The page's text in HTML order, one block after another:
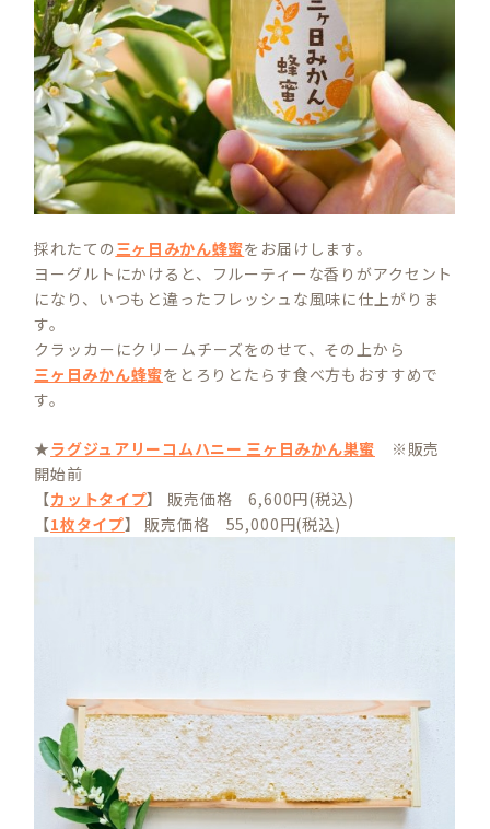
採れたての 三ヶ日みかん蜂蜜をお届けします。
ヨーグルトにかけると、フルーティーな香りがアクセント
になり、いつもと違ったフレッシュな風味に仕上がりま
す。
クラッカーにクリームチーズをのせて、その上から
三ヶ日みかん蜂蜜をとろりとたらす食べ方もおすすめで
す。
★ラグジュアリーコムハニー 三ヶ日みかん巣蜜 ※販売
開始前
【カットタイプ】 販売価格 6,600円(税込)
【1枚タイプ】 販売価格 55,000円(税込)